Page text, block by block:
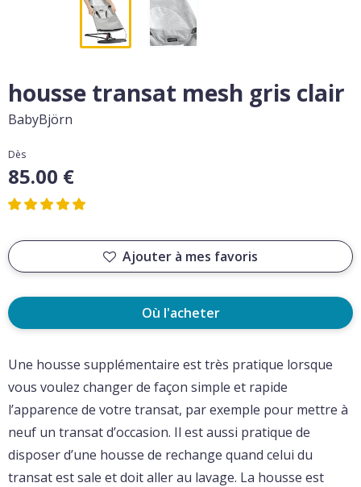
housse transat mesh gris clair
BabyBjörn
Dès
85.00 €
Ajouter à mes favoris
Où l'acheter
Une housse supplémentaire est très pratique lorsque
vous voulez changer de façon simple et rapide
l’apparence de votre transat, par exemple pour mettre à
neuf un transat d’occasion. Il est aussi pratique de
disposer d’une housse de rechange quand celui du
transat est sale et doit aller au lavage. La housse est